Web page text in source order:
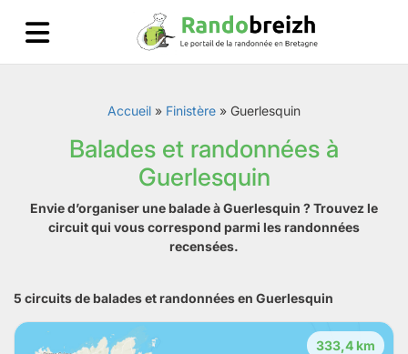
Accueil » Finistère » Guerlesquin
Balades et randonnées à
Guerlesquin
Envie d’organiser une balade à Guerlesquin ? Trouvez le
circuit qui vous correspond parmi les randonnées
recensées.
5 circuits de balades et randonnées en Guerlesquin
333,4 km